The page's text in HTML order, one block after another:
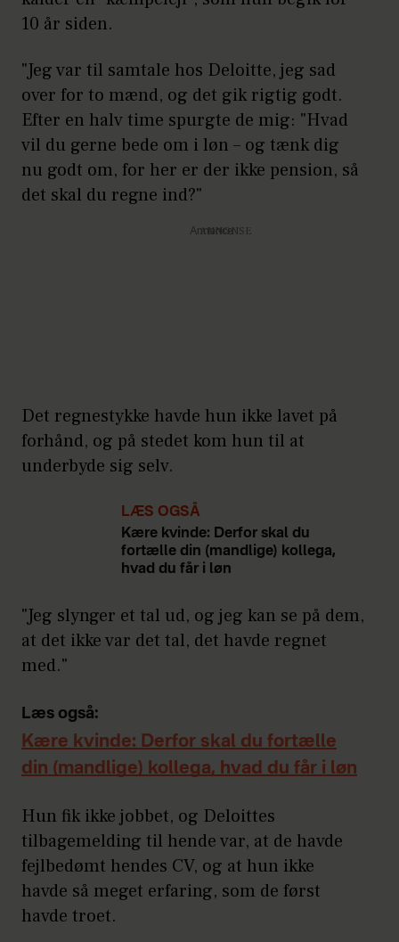
resultater, så stiger chancen
dine ønsker også.
Ha’ alternativer klar – sæt et
mål, som er det, du drømmer
om, det, du bliver glad for, og
det, som er det mindste, du vil
gå med til. Og husk, at ferie,
10 år siden.
"Jeg var til samtale hos Deloitte, jeg sad
over for to mænd, og det gik rigtig godt.
Efter en halv time spurgte de mig: "Hvad
vil du gerne bede om i løn – og tænk dig
nu godt om, for her er der ikke pension, så
det skal du regne ind?"
Annonce
Det regnestykke havde hun ikke lavet på
forhånd, og på stedet kom hun til at
underbyde sig selv.
LÆS OGSÅ
Kære kvinde: Derfor skal du
fortælle din (mandlige) kollega,
hvad du får i løn
"Jeg slynger et tal ud, og jeg kan se på dem,
at det ikke var det tal, det havde regnet
med."
Læs også:
Kære kvinde: Derfor skal du fortælle
din (mandlige) kollega, hvad du får i løn
Hun fik ikke jobbet, og Deloittes
tilbagemelding til hende var, at de havde
fejlbedømt hendes CV, og at hun ikke
havde så meget erfaring, som de først
havde troet.